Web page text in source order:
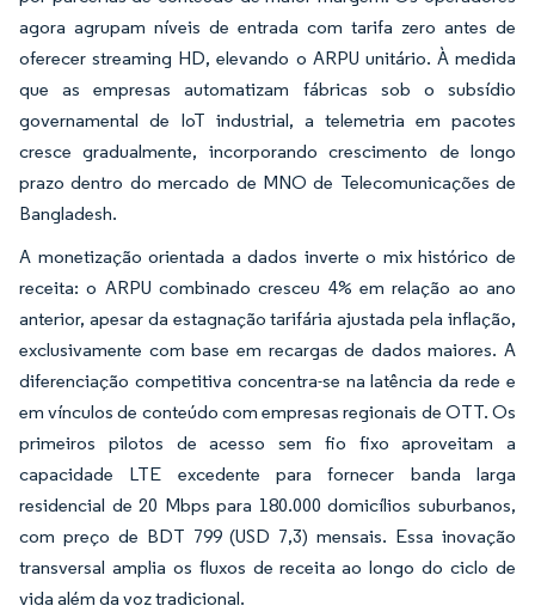
agora agrupam níveis de entrada com tarifa zero antes de
oferecer streaming HD, elevando o ARPU unitário. À medida
que as empresas automatizam fábricas sob o subsídio
governamental de IoT industrial, a telemetria em pacotes
cresce gradualmente, incorporando crescimento de longo
prazo dentro do mercado de MNO de Telecomunicações de
Bangladesh.
A monetização orientada a dados inverte o mix histórico de
receita: o ARPU combinado cresceu 4% em relação ao ano
anterior, apesar da estagnação tarifária ajustada pela inflação,
exclusivamente com base em recargas de dados maiores. A
diferenciação competitiva concentra-se na latência da rede e
em vínculos de conteúdo com empresas regionais de OTT. Os
primeiros pilotos de acesso sem fio fixo aproveitam a
capacidade LTE excedente para fornecer banda larga
residencial de 20 Mbps para 180.000 domicílios suburbanos,
com preço de BDT 799 (USD 7,3) mensais. Essa inovação
transversal amplia os fluxos de receita ao longo do ciclo de
vida além da voz tradicional.